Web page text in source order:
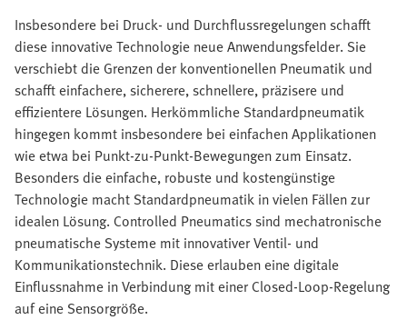
Insbesondere bei Druck- und Durchflussregelungen schafft
diese innovative Technologie neue Anwendungsfelder. Sie
verschiebt die Grenzen der konventionellen Pneumatik und
schafft einfachere, sicherere, schnellere, präzisere und
effizientere Lösungen. Herkömmliche Standardpneumatik
hingegen kommt insbesondere bei einfachen Applikationen
wie etwa bei Punkt-zu-Punkt-Bewegungen zum Einsatz.
Besonders die einfache, robuste und kostengünstige
Technologie macht Standardpneumatik in vielen Fällen zur
idealen Lösung. Controlled Pneumatics sind mechatronische
pneumatische Systeme mit innovativer Ventil- und
Kommunikationstechnik. Diese erlauben eine digitale
Einflussnahme in Verbindung mit einer Closed-Loop-Regelung
auf eine Sensorgröße.